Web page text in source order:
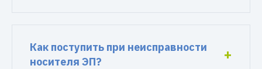
Как поступить при неисправности
носителя ЭП?